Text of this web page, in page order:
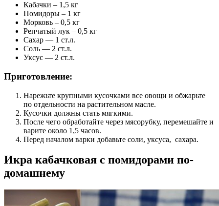
Кабачки – 1,5 кг
Помидоры – 1 кг
Морковь – 0,5 кг
Репчатый лук – 0,5 кг
Сахар — 1 ст.л.
Соль — 2 ст.л.
Уксус — 2 ст.л.
Приготовление:
Нарежьте крупными кусочками все овощи и обжарьте
по отдельности на растительном масле.
Кусочки должны стать мягкими.
После чего обработайте через мясорубку, перемешайте и
варите около 1,5 часов.
Перед началом варки добавьте соли, уксуса, сахара.
Икра кабачковая с помидорами по-
домашнему